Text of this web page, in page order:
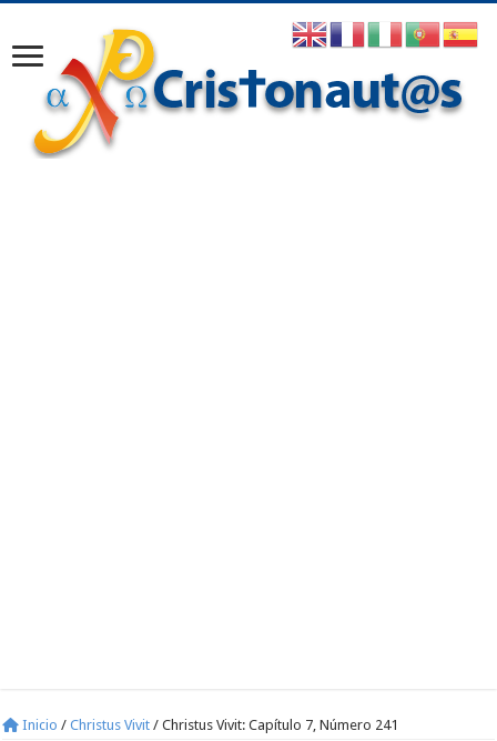
Inicio / Christus Vivit / Christus Vivit: Capítulo 7, Número 241